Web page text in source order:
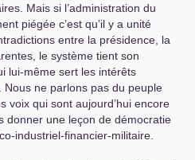
Mais si l’administration du
piégée c’est qu’il y a unité
entre la présidence, la
le système tient son
lui-même sert les intérêts
ne parlons pas du peuple
voix qui sont aujourd’hui encore
donner une leçon de démocratie
industriel-financier-militaire.